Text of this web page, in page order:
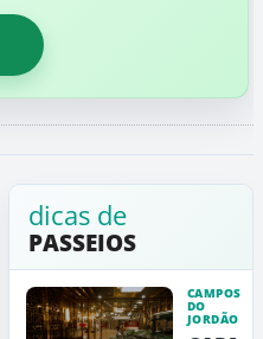
dicas de
PASSEIOS
CAMPOS
DO
JORDÃO